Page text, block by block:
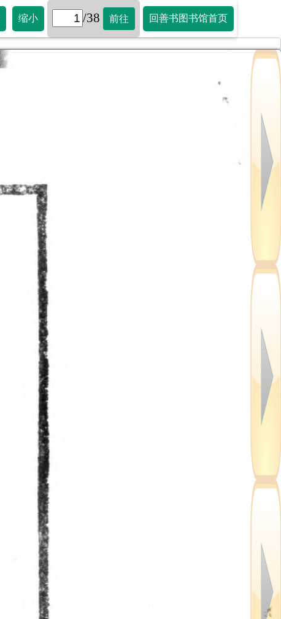
缩小 /38 前往 回善书图书馆首页